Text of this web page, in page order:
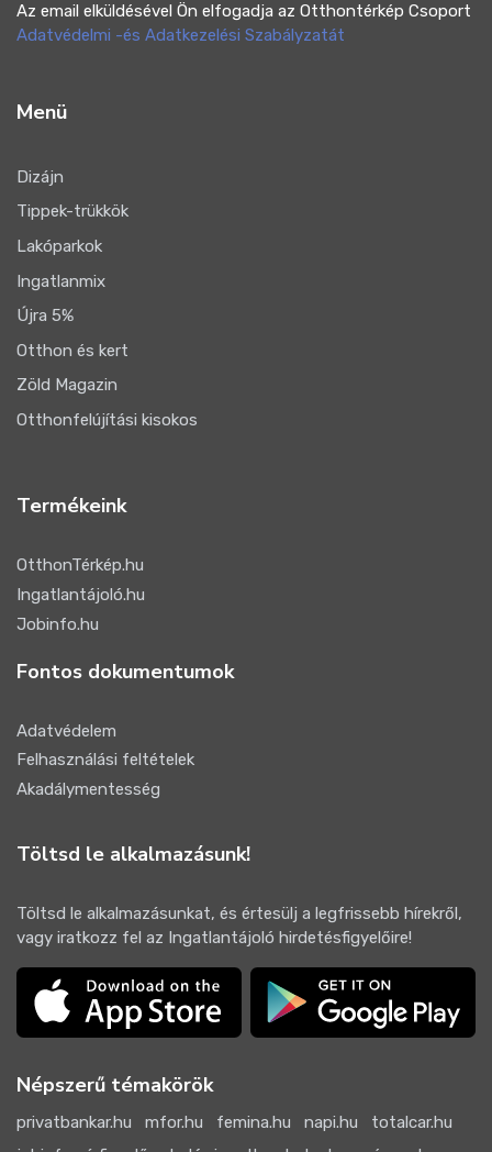
Az email elküldésével Ön elfogadja az Otthontérkép Csoport
Adatvédelmi -és Adatkezelési Szabályzatát
Menü
Dizájn
Tippek-trükkök
Lakóparkok
Ingatlanmix
Újra 5%
Otthon és kert
Zöld Magazin
Otthonfelújítási kisokos
Termékeink
OtthonTérkép.hu
Ingatlantájoló.hu
Jobinfo.hu
Fontos dokumentumok
Adatvédelem
Felhasználási feltételek
Akadálymentesség
Töltsd le alkalmazásunk!
Töltsd le alkalmazásunkat, és értesülj a legfrissebb hírekről,
vagy iratkozz fel az Ingatlantájoló hirdetésfigyelőire!
Népszerű témakörök
privatbankar.hu mfor.hu femina.hu napi.hu
totalcar.hu